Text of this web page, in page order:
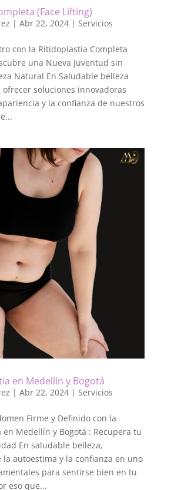
(Face Lifting)
| Abr 22, 2024| Servicios
con la Ritidoplastia Completa
una Nueva Juventud sin
Natural En Saludable belleza
ofrecer soluciones innovadoras
y la confianza de nuestros
en Medellín y Bogotá
| Abr 22, 2024| Servicios
Firme y Definido con la
Medellín y Bogotá : Recupera tu
En saludable belleza,
autoestima y la confianza en uno
para sentirse bien en tu
eso que...